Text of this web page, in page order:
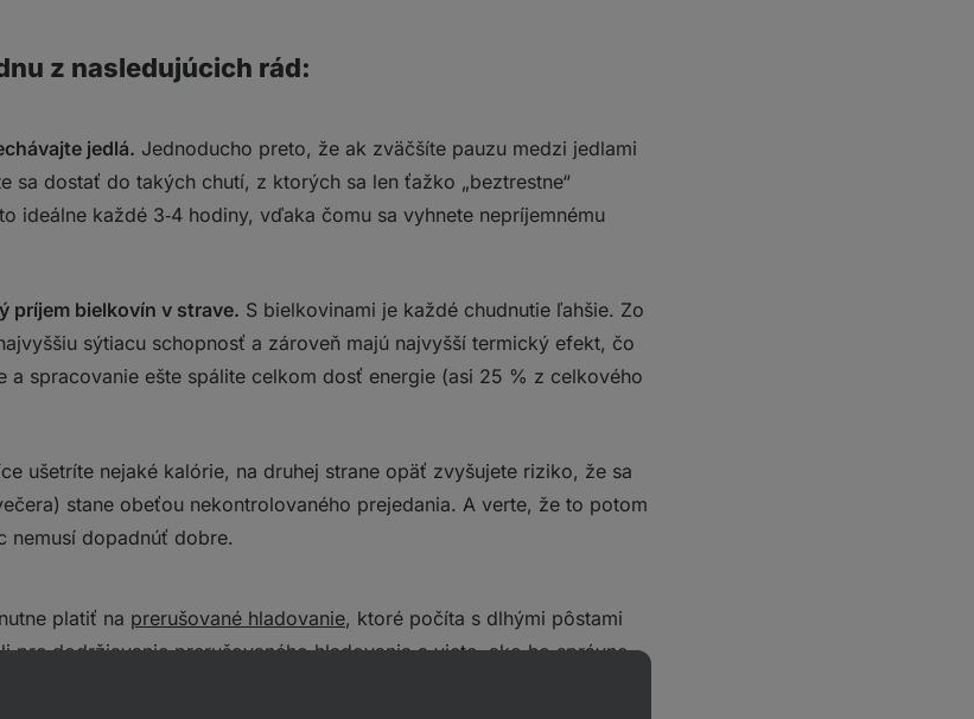
z nasledujúcich rád:
jedlá. Jednoducho preto, že ak zväčšíte pauzu medzi jedlami
sa dostať do takých chutí, z ktorých sa len ťažko „beztrestne“
ideálne každé 3‑4 hodiny, vďaka čomu sa vyhnete nepríjemnému
príjem bielkovín v strave. S bielkovinami je každé chudnutie ľahšie. Zo
sýtiacu schopnosť a zároveň majú najvyšší termický efekt, čo
a spracovanie ešte spálite celkom dosť energie (asi 25 % z celkového
ušetríte nejaké kalórie, na druhej strane opäť zvyšujete riziko, že sa
stane obeťou nekontrolovaného prejedania. A verte, že to potom
nemusí dopadnúť dobre.
platiť na prerušované hladovanie, ktoré počíta s dlhými pôstami
pre dodržiavanie prerušovaného hladovania a viete, ako ho správne
bez obáv vynechať.